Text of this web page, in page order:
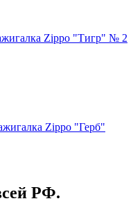
Zippo "Тигр" № 2
Zippo "Герб"
РФ.